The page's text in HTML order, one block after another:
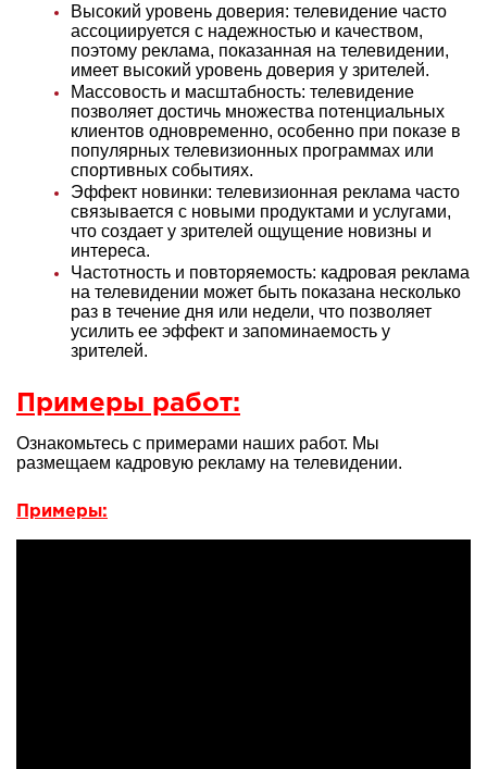
Высокий уровень доверия: телевидение часто
ассоциируется с надежностью и качеством,
поэтому реклама, показанная на телевидении,
имеет высокий уровень доверия у зрителей.
Массовость и масштабность: телевидение
позволяет достичь множества потенциальных
клиентов одновременно, особенно при показе в
популярных телевизионных программах или
спортивных событиях.
Эффект новинки: телевизионная реклама часто
связывается с новыми продуктами и услугами,
что создает у зрителей ощущение новизны и
интереса.
Частотность и повторяемость: кадровая реклама
на телевидении может быть показана несколько
раз в течение дня или недели, что позволяет
усилить ее эффект и запоминаемость у
зрителей.
Примеры работ:
Ознакомьтесь с примерами наших работ. Мы
размещаем кадровую рекламу на телевидении.
Примеры: